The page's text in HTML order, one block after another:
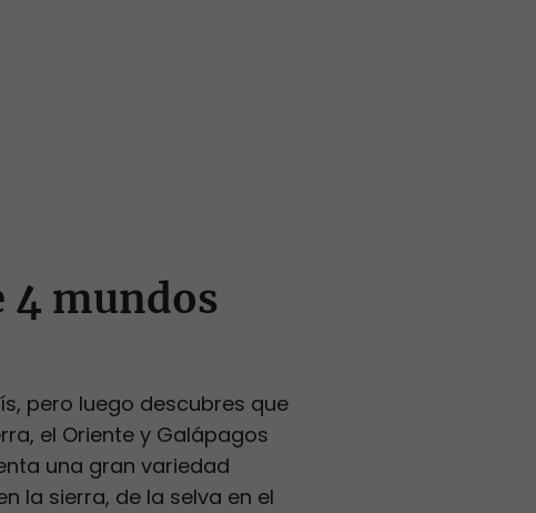
4 mundos
pero luego descubres que
el Oriente y Galápagos
una gran variedad
la sierra, de la selva en el